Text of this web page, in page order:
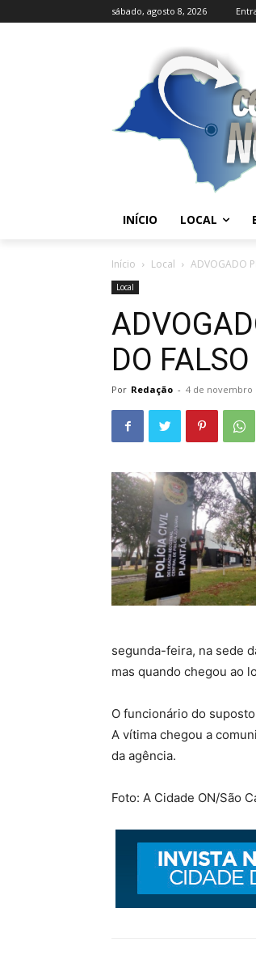
sábado, agosto 8, 2026
INÍCIO LOCAL
Início Local ADVOGADO
Local
DO
Por Redação - 4 de novembro
segunda-feira, na sede
mas quando chegou ao
O funcionário do
A vítima chegou a
da agência.
Foto: A Cidade ON/São